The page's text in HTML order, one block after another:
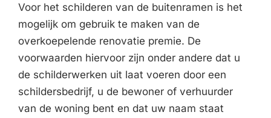
Voor het schilderen van de buitenramen is het
mogelijk om gebruik te maken van de
overkoepelende renovatie premie. De
voorwaarden hiervoor zijn onder andere dat u
de schilderwerken uit laat voeren door een
schildersbedrijf, u de bewoner of verhuurder
van de woning bent en dat uw naam staat